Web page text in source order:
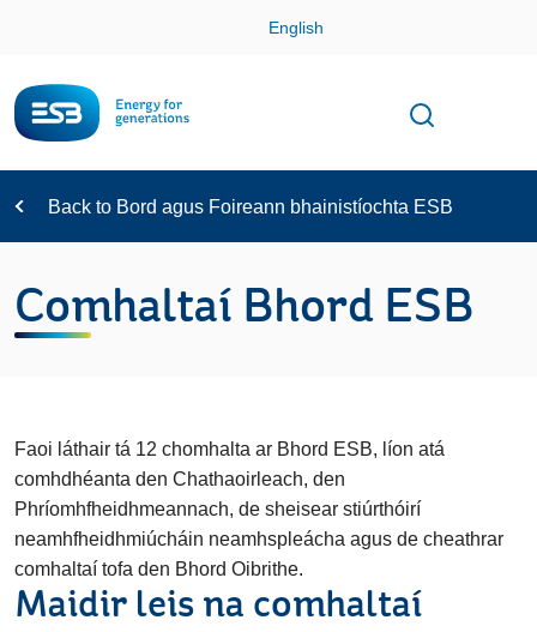
English
Toggle
Back to Bord agus Foireann bhainistíochta ESB
Comhaltaí Bhord ESB
Faoi láthair tá 12 chomhalta ar Bhord ESB, líon atá
comhdhéanta den Chathaoirleach, den
Phríomhfheidhmeannach, de sheisear stiúrthóirí
neamhfheidhmiúcháin neamhspleácha agus de cheathrar
comhaltaí tofa den Bhord Oibrithe.
Maidir leis na comhaltaí